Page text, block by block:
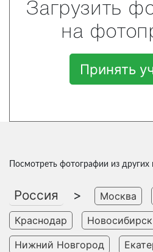
Загрузить
на
Принять
Посмотреть фотографии из других
Россия > Москва
Краснодар
Новосибирск
Нижний Новгород